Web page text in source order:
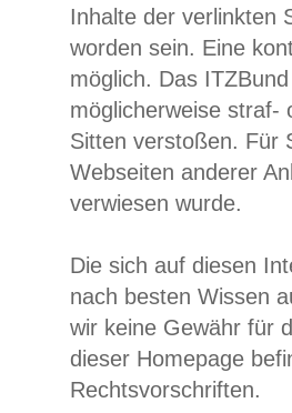
Inhalte der verlinkten
worden sein. Eine
möglich. Das
möglicherweise straf-
Sitten verstoßen. Für
Webseiten anderer
verwiesen wurde.
Die sich auf diesen
nach besten Wissen
wir keine Gewähr für
dieser Homepage
Rechtsvorschriften.